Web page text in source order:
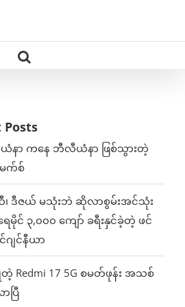
Posts
ာ ကနေ ဘီလီယံနာ ဖြစ်သွားတဲ့
က်စ်
ဒီဇယ် မသုံးဘဲ ဆိုလာစွမ်းအင်သုံး
မိုင် ၃,၀၀၀ ကျော် ခရီးနှင်ခဲ့တဲ့ ဖင်
ျင်နီယာ
တဲ့ Redmi 17 5G စမတ်ဖုန်း အသစ်
ပြီ